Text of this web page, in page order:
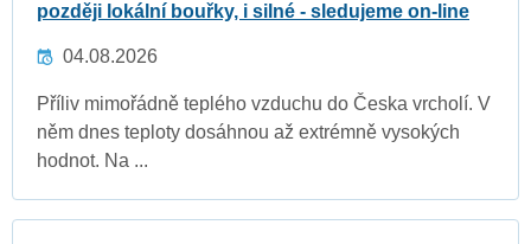
později lokální bouřky, i silné - sledujeme on-line
04.08.2026
Příliv mimořádně teplého vzduchu do Česka vrcholí. V
něm dnes teploty dosáhnou až extrémně vysokých
hodnot. Na ...